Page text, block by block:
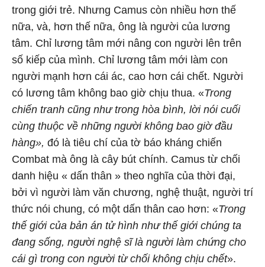
trong giới trẻ. Nhưng Camus còn nhiều hơn thế
nữa, và, hơn thế nữa, ông là người của lương
tâm. Chỉ lương tâm mới nâng con người lên trên
số kiếp của mình. Chỉ lương tâm mới làm con
người mạnh hơn cái ác, cao hơn cái chết. Người
có lương tâm không bao giờ chịu thua. «Trong
chiến tranh cũng như trong hòa bình, lời nói cuối
cùng thuộc về những người không bao giờ đầu
hàng», đó là tiêu chí của tờ báo kháng chiến
Combat mà ông là cây bút chính. Camus từ chối
danh hiệu « dấn thân » theo nghĩa của thời đại,
bởi vì người làm văn chương, nghệ thuật, người trí
thức nói chung, có một dấn thân cao hơn: «Trong
thế giới của bản án tử hình như thế giới chúng ta
đang sống, người nghệ sĩ là người làm chứng cho
cái gì trong con người từ chối không chịu chết».